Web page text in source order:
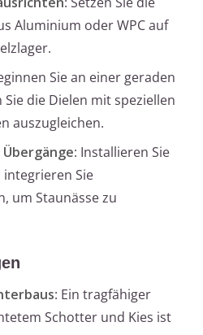
Aluminium oder WPC auf
Sie an einer geraden
die Dielen mit speziellen
auszugleichen.
Übergänge: Installieren Sie
Sie
um Staunässe zu
: Ein tragfähiger
Schotter und Kies ist